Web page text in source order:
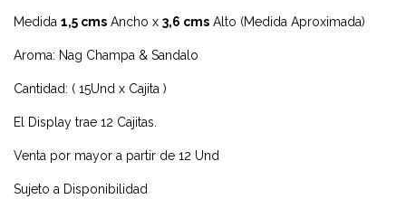
Medida 1,5 cms Ancho x 3,6 cms Alto (Medida Aproximada)
Aroma: Nag Champa & Sandalo
Cantidad: ( 15Und x Cajita )
El Display trae 12 Cajitas.
Venta por mayor a partir de 12 Und
Sujeto a Disponibilidad